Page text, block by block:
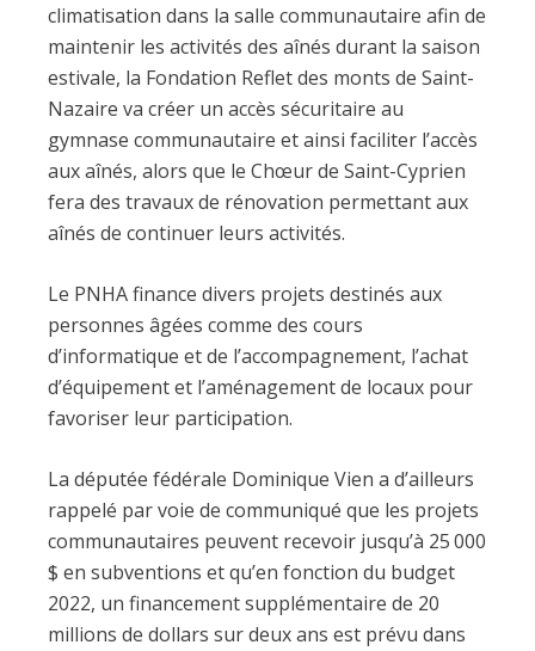
climatisation dans la salle communautaire afin de
maintenir les activités des aînés durant la saison
estivale, la Fondation Reflet des monts de Saint-
Nazaire va créer un accès sécuritaire au
gymnase communautaire et ainsi faciliter l’accès
aux aînés, alors que le Chœur de Saint-Cyprien
fera des travaux de rénovation permettant aux
aînés de continuer leurs activités.
Le PNHA finance divers projets destinés aux
personnes âgées comme des cours
d’informatique et de l’accompagnement, l’achat
d’équipement et l’aménagement de locaux pour
favoriser leur participation.
La députée fédérale Dominique Vien a d’ailleurs
rappelé par voie de communiqué que les projets
communautaires peuvent recevoir jusqu’à 25 000
$ en subventions et qu’en fonction du budget
2022, un financement supplémentaire de 20
millions de dollars sur deux ans est prévu dans